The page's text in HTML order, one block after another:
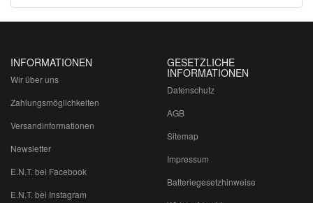
INFORMATIONEN
Wir über uns
Zahlungsmöglichkeiten
Versandinformationen
Newsletter
E.N.T. bei Facebook
E.N.T. bei Instagram
GESETZLICHE
INFORMATIONEN
Datenschutz
AGB
Sitemap
Impressum
Batteriegesetzhinweise